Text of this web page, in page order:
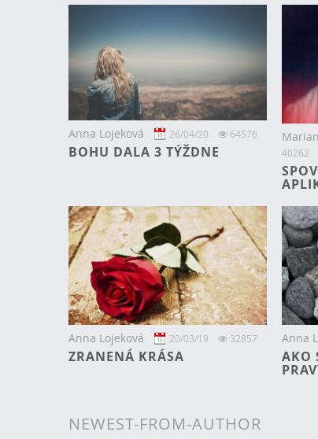
Anna Lojeková 26/04/20 64576
BOHU DALA 3 TÝŽDNE
40262
Anna Lojeková 20/03/19 32857
ZRANENÁ KRÁSA
Anna
AKO
NEWEST-FROM-AUTHOR